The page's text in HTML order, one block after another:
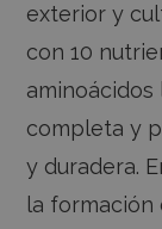
exterior y
con 10
completa y
y duradera.
la formación